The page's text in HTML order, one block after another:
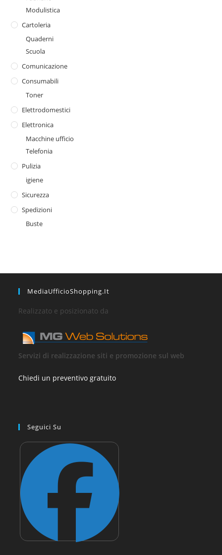
Modulistica
Cartoleria
Quaderni
Scuola
Comunicazione
Consumabili
Toner
Elettrodomestici
Elettronica
Macchine ufficio
Telefonia
Pulizia
igiene
Sicurezza
Spedizioni
Buste
MediaUfficioShopping.it
Realizzato e posizionato da
Servizi di realizzazione siti e promozione sul web
Chiedi un preventivo gratuito
Seguici Su